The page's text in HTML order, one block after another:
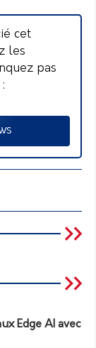
cet
les
pas
Edge AI avec